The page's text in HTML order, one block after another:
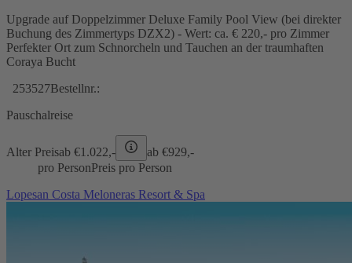
Upgrade auf Doppelzimmer Deluxe Family Pool View (bei direkter
Buchung des Zimmertyps DZX2) - Wert: ca. € 220,- pro Zimmer
Perfekter Ort zum Schnorcheln und Tauchen an der traumhaften
Coraya Bucht
253527Bestellnr.:
Pauschalreise
Alter Preisab €1.022,- ab €929,-
pro PersonPreis pro Person
Lopesan Costa Meloneras Resort & Spa